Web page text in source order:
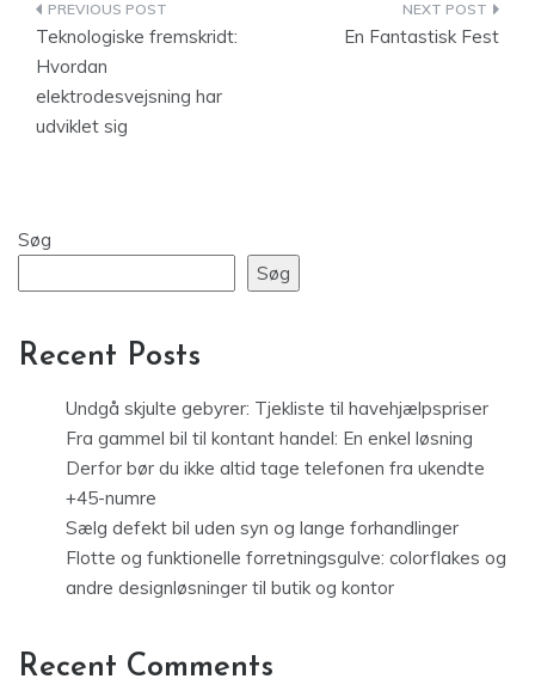
Indlægsnavigation
Teknologiske fremskridt:
Hvordan
elektrodesvejsning har
udviklet sig
En Fantastisk Fest
Søg
Søg
Recent Posts
Undgå skjulte gebyrer: Tjekliste til havehjælpspriser
Fra gammel bil til kontant handel: En enkel løsning
Derfor bør du ikke altid tage telefonen fra ukendte
+45-numre
Sælg defekt bil uden syn og lange forhandlinger
Flotte og funktionelle forretningsgulve: colorflakes og
andre designløsninger til butik og kontor
Recent Comments